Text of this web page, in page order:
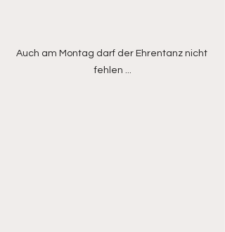
Auch am Montag darf der Ehrentanz nicht
fehlen ...